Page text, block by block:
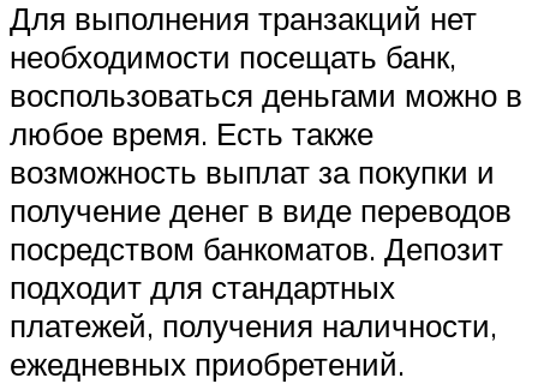
Для выполнения транзакций нет
необходимости посещать банк,
воспользоваться деньгами можно в
любое время. Есть также
возможность выплат за покупки и
получение денег в виде переводов
посредством банкоматов. Депозит
подходит для стандартных
платежей, получения наличности,
ежедневных приобретений.